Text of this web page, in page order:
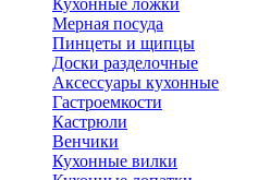
Мерная посуда
Пинцеты и щипцы
Доски разделочные
Аксессуары кухонные
Гастроемкости
Кастрюли
Венчики
Кухонные вилки